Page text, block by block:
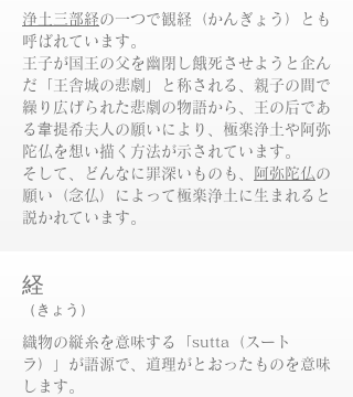
浄土三部経の一つで観経（かんぎょう）とも
呼ばれています。
王子が国王の父を幽閉し餓死させようと企ん
だ「王舎城の悲劇」と称される、親子の間で
繰り広げられた悲劇の物語から、王の后であ
る韋提希夫人の願いにより、極楽浄土や阿弥
陀仏を想い描く方法が示されています。
そして、どんなに罪深いものも、
阿弥陀仏の
願い（念仏）によって極楽浄土に生まれると
説かれています。
経
（きょう）
織物の縦糸を意味する「sutta（スート
ラ）」が語源で、道理がとおったものを意味
します。